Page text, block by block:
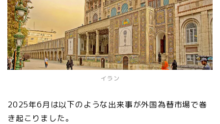
イラン
2025年6月は以下のような出来事が外国為替市場で巻
き起こりました。